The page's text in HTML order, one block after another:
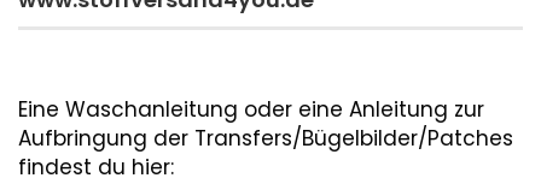
Eine Waschanleitung oder eine Anleitung zur
Aufbringung der Transfers/Bügelbilder/Patches
findest du hier: